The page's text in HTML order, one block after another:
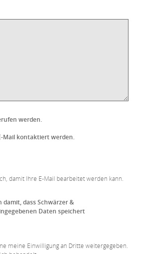
werden.
Mail kontaktiert werden.
damit Ihre E-Mail bearbeitet werden kann.
dass Schwärzer &
Daten speichert
meine Einwilligung an Dritte weitergegeben.